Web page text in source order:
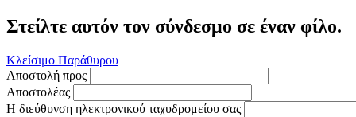
Στείλτε αυτόν τον σύνδεσμο σε έναν φίλο.
Κλείσιμο Παράθυρου
Αποστολή προς
Αποστολέας
Η διεύθυνση ηλεκτρονικού ταχυδρομείου σας